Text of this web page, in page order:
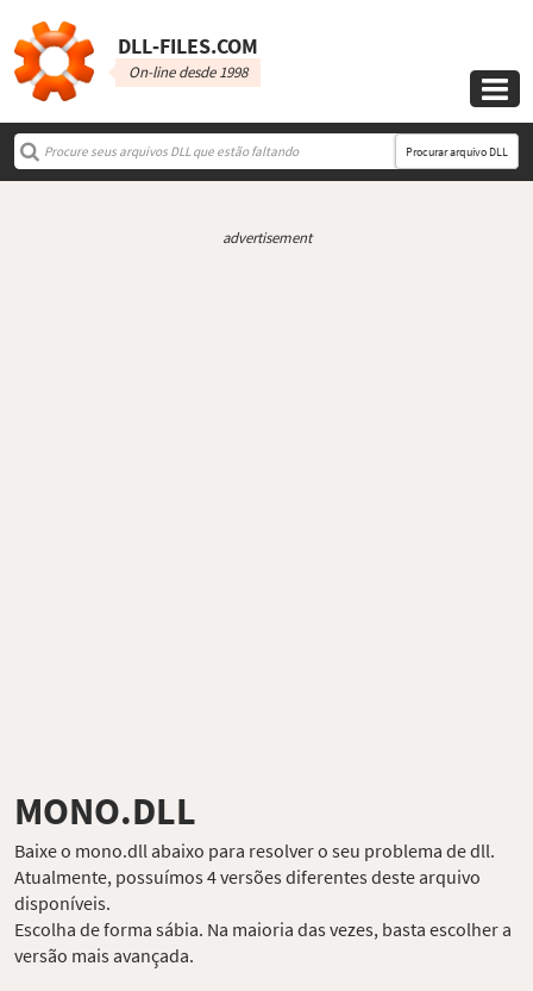
DLL‑FILES.COM
On-line desde 1998

Procurar arquivo DLL
advertisement
MONO.DLL
Baixe o mono.dll abaixo para resolver o seu problema de dll.
Atualmente, possuímos 4 versões diferentes deste arquivo
disponíveis.
Escolha de forma sábia. Na maioria das vezes, basta escolher a
versão mais avançada.